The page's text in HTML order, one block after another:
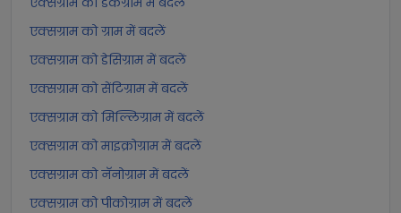
एक्सग्राम को ग्राम में बदलें
एक्सग्राम को डेसिग्राम में बदलें
एक्सग्राम को सेंटिग्राम में बदलें
एक्सग्राम को मिल्लिग्राम में बदलें
एक्सग्राम को माइक्रोग्राम में बदलें
एक्सग्राम को नॅनोग्राम में बदलें
एक्सग्राम को पीकोग्राम में बदलें